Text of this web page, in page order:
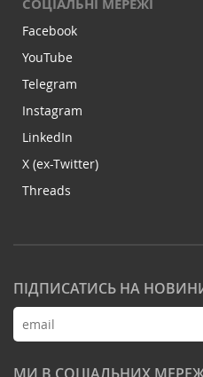
СОЦІАЛЬНІ МЕРЕЖІ
Facebook
YouTube
Telegram
Instagram
LinkedIn
X (ex-Twitter)
Threads
ПІДПИСАТИСЬ НА